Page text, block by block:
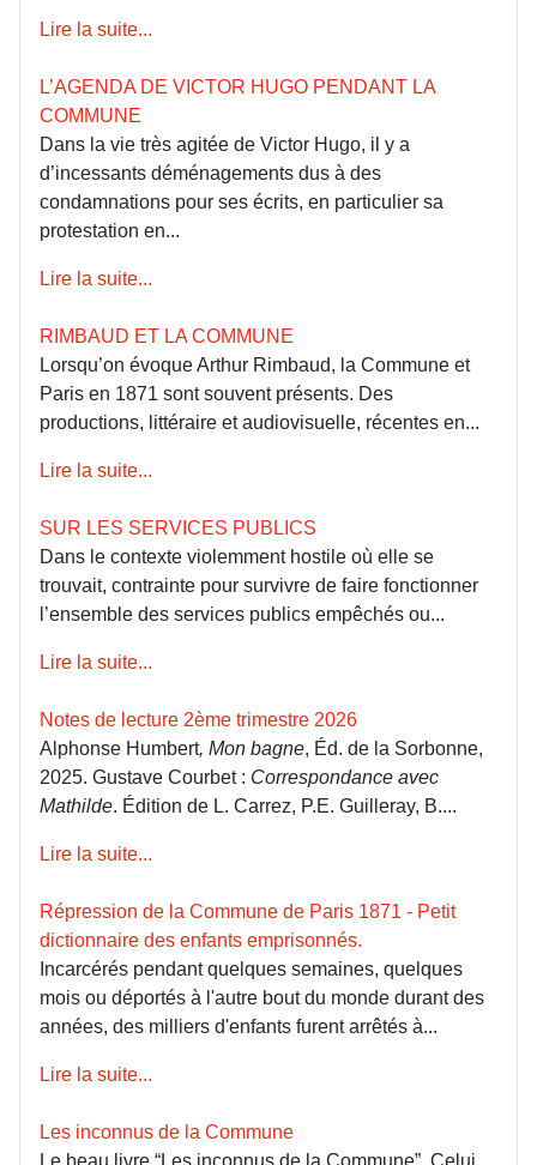
Lire la suite...
L’AGENDA DE VICTOR HUGO PENDANT LA
COMMUNE
Dans la vie très agitée de Victor Hugo, il y a
d’incessants déménagements dus à des
condamnations pour ses écrits, en particulier sa
protestation en...
Lire la suite...
RIMBAUD ET LA COMMUNE
Lorsqu’on évoque Arthur Rimbaud, la Commune et
Paris en 1871 sont souvent présents. Des
productions, littéraire et audiovisuelle, récentes en...
Lire la suite...
SUR LES SERVICES PUBLICS
Dans le contexte violemment hostile où elle se
trouvait, contrainte pour survivre de faire fonctionner
l’ensemble des services publics empêchés ou...
Lire la suite...
Notes de lecture 2ème trimestre 2026
Alphonse Humbert, Mon bagne, Éd. de la Sorbonne,
2025. Gustave Courbet : Correspondance avec
Mathilde. Édition de L. Carrez, P.E. Guilleray, B....
Lire la suite...
Répression de la Commune de Paris 1871 - Petit
dictionnaire des enfants emprisonnés.
Incarcérés pendant quelques semaines, quelques
mois ou déportés à l'autre bout du monde durant des
années, des milliers d'enfants furent arrêtés à...
Lire la suite...
Les inconnus de la Commune